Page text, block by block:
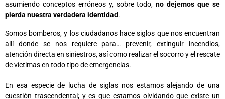
asumiendo conceptos erróneos y, sobre todo,no dejemos que se
pierda nuestra verdadera identidad.
Somos bomberos, y los ciudadanos hace siglos que nos encuentran
allí donde se nos requiere para… prevenir, extinguir incendios,
atención directa en siniestros, así como realizar el socorro y el rescate
de víctimas en todo tipo de emergencias.
En esa especie de lucha de siglas nos estamos alejando de una
cuestión trascendental; y es que estamos olvidando que existe un